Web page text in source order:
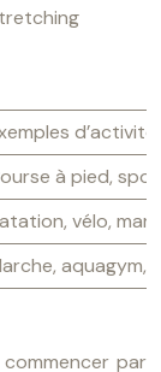
à pied,
vélo,
aquagym,
par